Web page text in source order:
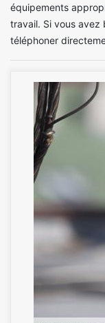
équipements
travail. Si vous avez
téléphoner